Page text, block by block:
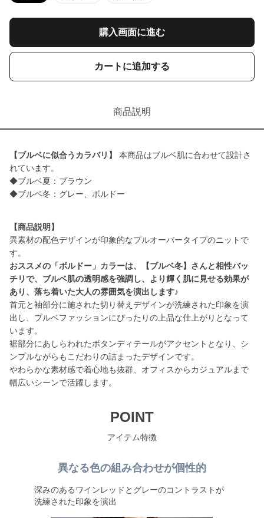
購入画面に進む
カートに追加する
商品説明
【ブルベに似合うカラバリ】
本商品はブルベ肌に合わせて設計さ
れています。
◆ブルベ夏：ブラウン
◆ブルベ冬：グレー、ボルドー
【商品説明】
異素材の配色デザインが印象的なプルオーバータイプのニットで
おススメの「ボルドー」カラーは、【ブルベ冬】さんと相性バッ
チリで、ブルベ肌の透明感を強調し、より輝く肌に見せる効果が
あり、落ち着いた大人の雰囲気を演出します♪
首元と袖部分に施された切り替えデザインが洗練された印象を演
出し、ブルベファッションにぴったりの上品な仕上がりとなって
います。
裾部分にあしらわれたボタンディテールがアクセントとなり、シ
ンプルながらもこだわりの詰まったデザインです。
やわらかな素材感で着心地も抜群、オフィスからカジュアルまで
幅広いシーンで活躍します。
POINT
アイテム特徴
異なる色の組み合わせが個性的
深みのあるワインレッドとグレーのコントラストが
洗練された印象を演出